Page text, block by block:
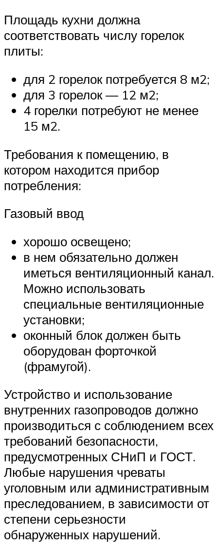
Площадь кухни должна
соответствовать числу горелок
плиты:
для 2 горелок потребуется 8 м2;
для 3 горелок — 12 м2;
4 горелки потребуют не менее
15 м2.
Требования к помещению, в
котором находится прибор
потребления:
Газовый ввод
хорошо освещено;
в нем обязательно должен
иметься вентиляционный канал.
Можно использовать
специальные вентиляционные
установки;
оконный блок должен быть
оборудован форточкой
(фрамугой).
Устройство и использование
внутренних газопроводов должно
производиться с соблюдением всех
требований безопасности,
предусмотренных СНиП и ГОСТ.
Любые нарушения чреваты
уголовным или административным
преследованием, в зависимости от
степени серьезности
обнаруженных нарушений.